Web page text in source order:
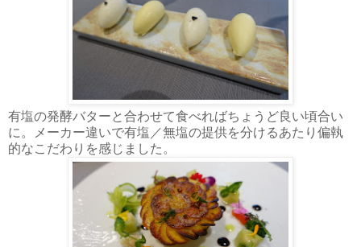
有塩の発酵バターと合わせて食べればちょうど良い頃合い
に。メーカー違いで有塩／無塩の提供を分けるあたり偏執
的なこだわりを感じました。